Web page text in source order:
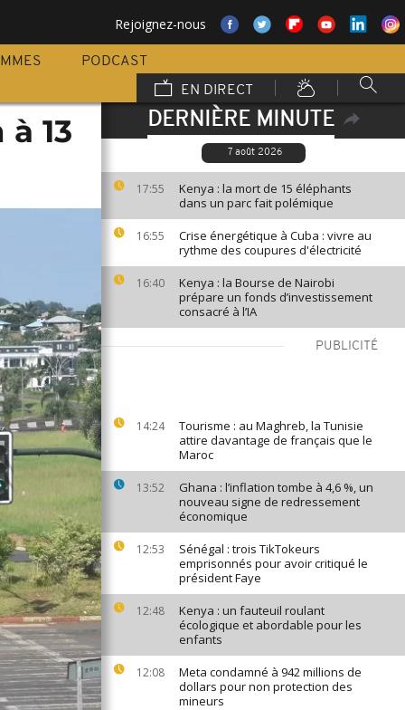
Rejoignez-nous
PODCAST
EN DIRECT
DERNIÈRE MINUTE
7 août 2026
17:55
Kenya : la mort de 15 éléphants
dans un parc fait polémique
16:55
Crise énergétique à Cuba : vivre au
rythme des coupures d'électricité
16:40
Kenya : la Bourse de Nairobi
prépare un fonds d’investissement
consacré à l’IA
PUBLICITÉ
14:24
Tourisme : au Maghreb, la Tunisie
attire davantage de français que le
Maroc
13:52
Ghana : l’inflation tombe à 4,6 %, un
nouveau signe de redressement
économique
12:53
Sénégal : trois TikTokeurs
emprisonnés pour avoir critiqué le
président Faye
12:48
Kenya : un fauteuil roulant
écologique et abordable pour les
enfants
12:08
Meta condamné à 942 millions de
dollars pour non protection des
mineurs
13